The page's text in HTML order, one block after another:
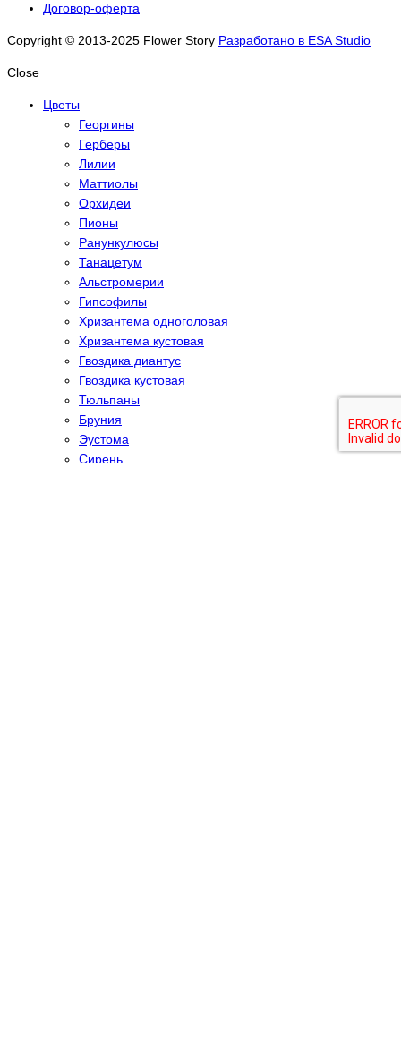
Договор-оферта
Copyright © 2013-2025 Flower Story Разработано в ESA Studio
Close
Цветы
Георгины
Герберы
Лилии
Маттиолы
Орхидеи
Пионы
Ранункулюсы
Танацетум
Альстромерии
Гипсoфилы
Хризантема одноголовая
Хризантема кустовая
Гвоздика диантус
Гвоздика кустовая
Тюльпаны
Бруния
Эустома
Сирень